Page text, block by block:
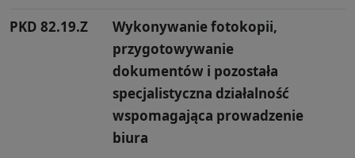
PKD 82.19.Z
Wykonywanie fotokopii,
przygotowywanie
dokumentów i pozostała
specjalistyczna działalność
wspomagająca prowadzenie
biura